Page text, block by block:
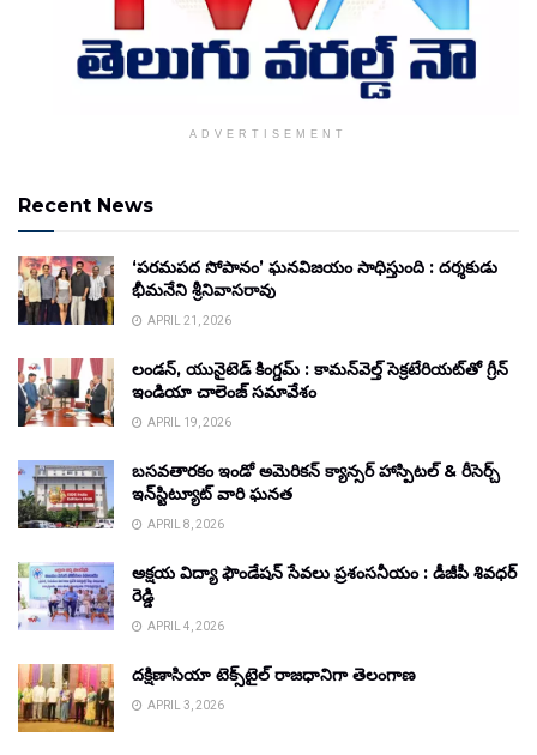
ADVERTISEMENT
Recent News
‘పరమపద సోపానం’ ఘనవిజయం సాధిస్తుంది : దర్శకుడు
భీమనేని శ్రీనివాసరావు
APRIL 21, 2026
లండన్, యునైటెడ్ కింగ్డమ్ : కామన్‌వెల్త్ సెక్రటేరియట్‌తో గ్రీన్
ఇండియా చాలెంజ్ సమావేశం
APRIL 19, 2026
బసవతారకం ఇండో అమెరికన్ క్యాన్సర్ హాస్పిటల్ & రీసెర్చ్
ఇన్‌స్టిట్యూట్ వారి ఘనత
APRIL 8, 2026
అక్షయ విద్యా ఫౌండేషన్ సేవలు ప్రశంసనీయం : డీజీపీ శివధర్
రెడ్డి
APRIL 4, 2026
దక్షిణాసియా టెక్స్‌టైల్ రాజధానిగా తెలంగాణ
APRIL 3, 2026